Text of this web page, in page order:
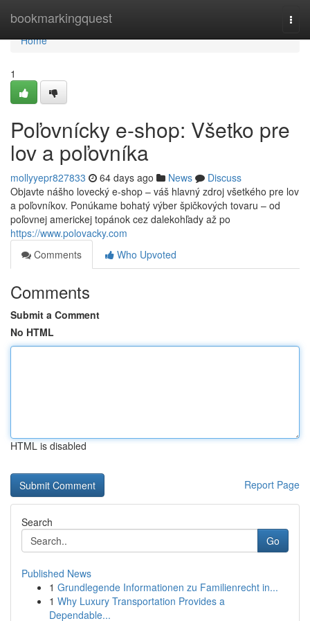
bookmarkingquest
Home
Home
1
Poľovnícky e-shop: Všetko pre
lov a poľovníka
mollyyepr827833 64 days ago News
Discuss
Objavte nášho lovecký e-shop – váš hlavný zdroj všetkého pre lov
a poľovníkov. Ponúkame bohatý výber špičkových tovaru – od
poľovnej americkej topánok cez dalekohľady až po
https://www.polovacky.com
Comments
Who Upvoted
Comments
Submit a Comment
No HTML
HTML is disabled
Report Page
Search
Go
Published News
1 Grundlegende Informationen zu Familienrecht in...
1 Why Luxury Transportation Provides a
Dependable...